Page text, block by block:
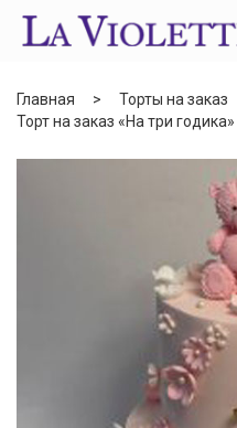
Главная
Торты на заказ
Торт на заказ «На три годика»